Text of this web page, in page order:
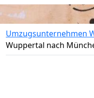
Umzugsunternehmen
Wuppertal nach